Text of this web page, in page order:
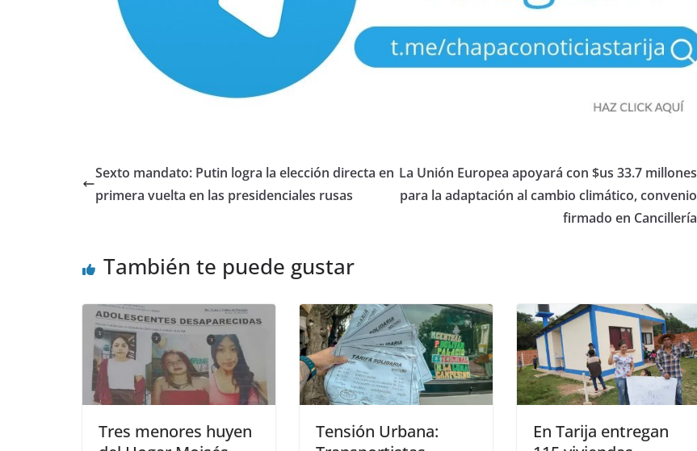
Sexto mandato: Putin logra la elección directa en
primera vuelta en las presidenciales rusas
La Unión Europea apoyará con $us 33.7 millones
para la adaptación al cambio climático, convenio
firmado en Cancillería
También te puede gustar
Tres menores huyen
Tensión Urbana:
En Tarija entregan